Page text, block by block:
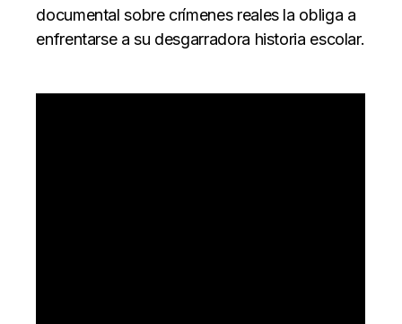
documental sobre crímenes reales la obliga a
enfrentarse a su desgarradora historia escolar.